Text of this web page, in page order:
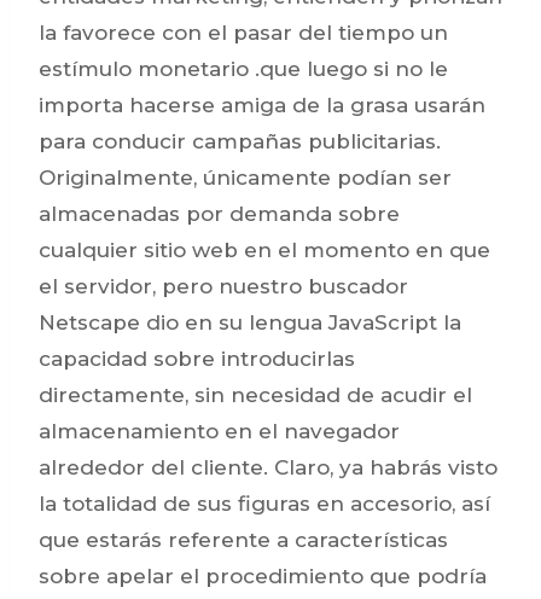
la favorece con el pasar del tiempo un
estímulo monetario .que luego si no le
importa hacerse amiga de la grasa usarán
para conducir campañas publicitarias.
Originalmente, únicamente podían ser
almacenadas por demanda sobre
cualquier sitio web en el momento en que
el servidor, pero nuestro buscador
Netscape dio en su lengua JavaScript la
capacidad sobre introducirlas
directamente, sin necesidad de acudir el
almacenamiento en el navegador
alrededor del cliente. Claro, ya habrás visto
la totalidad de sus figuras en accesorio, así
que estarás referente a características
sobre apelar el procedimiento que podrí­a